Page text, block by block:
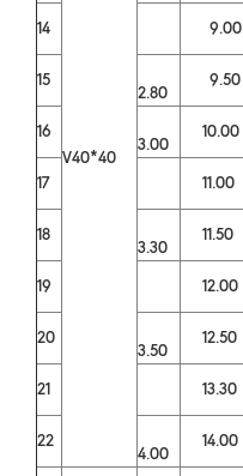
V40*40
14
9.00
15
2.80
9.50
16
3.00
10.00
17
11.00
18
3.30
11.50
19
12.00
20
3.50
12.50
21
13.30
22
4.00
14.00